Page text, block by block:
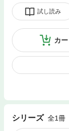
試し読み
カ
シリーズ 全1冊